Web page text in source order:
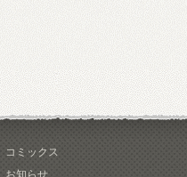
コミックス
お知らせ